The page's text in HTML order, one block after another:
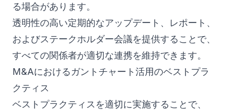
る場合があります。
透明性の高い定期的なアップデート、レポート、
およびステークホルダー会議を提供することで、
すべての関係者が適切な連携を維持できます。
M&Aにおけるガントチャート活用のベストプラ
クティス
ベストプラクティスを適切に実施することで、